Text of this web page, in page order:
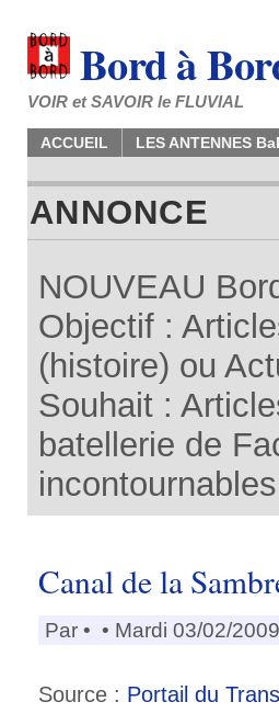
Bord à
VOIR et SAVOIR le FLUVIAL
ACCUEIL LES ANTENNES
ANNONCE
NOUVEAU
Objectif :
(histoire) ou
Souhait :
batellerie de
Canal de la
Par • • Mardi 03/02/
Source : Portail du